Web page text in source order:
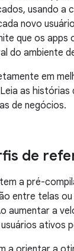
usando a
novo
que os
do ambiente
em
as histórias
de negócios.
de
a pré-
entre telas
aumentar a
ativos